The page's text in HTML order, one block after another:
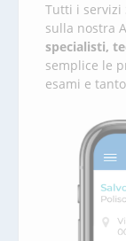
Tutti i servizi
sulla nostra
specialisti,
semplice le
esami e